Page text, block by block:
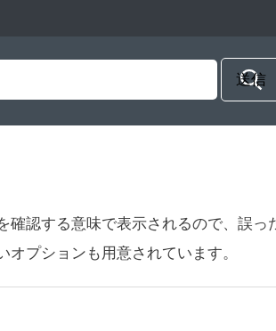
認する意味で表示されるので、誤っ
プションも用意されています。